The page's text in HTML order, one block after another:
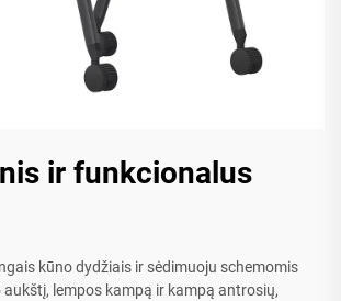
ir funkcionalus
kūno dydžiais ir sėdimuoju schemomis
lempos kampą ir kampą antrosių,